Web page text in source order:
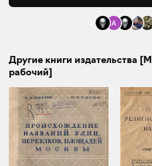
Другие книги издательства
рабочий]